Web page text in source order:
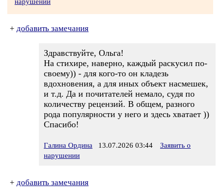
+ добавить замечания
Здравствуйте, Ольга!
На стихире, наверно, каждый раскусил по-
своему)) - для кого-то он кладезь
вдохновения, а для иных объект насмешек,
и т.д. Да и почитателей немало, судя по
количеству рецензий. В общем, разного
рода популярности у него и здесь хватает ))
Спасибо!
Галина Ордина 13.07.2026 03:44
Заявить о
нарушении
+ добавить замечания